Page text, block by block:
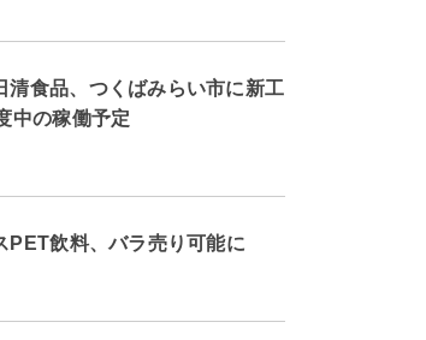
清食品、つくばみらい市に新工
の稼働予定
PET飲料、バラ売り可能に